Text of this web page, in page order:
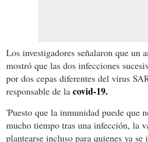
Los investigadores señalaron que un
mostró que las dos infecciones
por dos cepas diferentes del virus
responsable de la covid-19.
'Puesto que la inmunidad puede que
mucho tiempo tras una infección, la
plantearse incluso para quienes ya se